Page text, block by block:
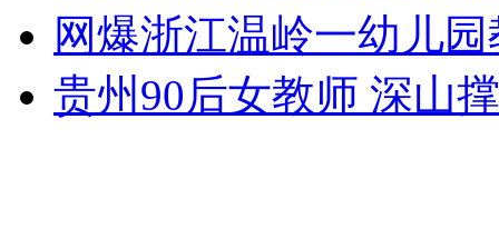
安徽一实载49人客车翻车
网爆浙江温岭一幼儿
贵州90后女教师 深山